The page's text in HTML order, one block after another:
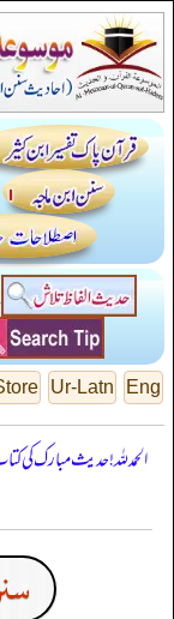
Eng
Ur-Latn
الحمدللہ! حدیث مبارک کی